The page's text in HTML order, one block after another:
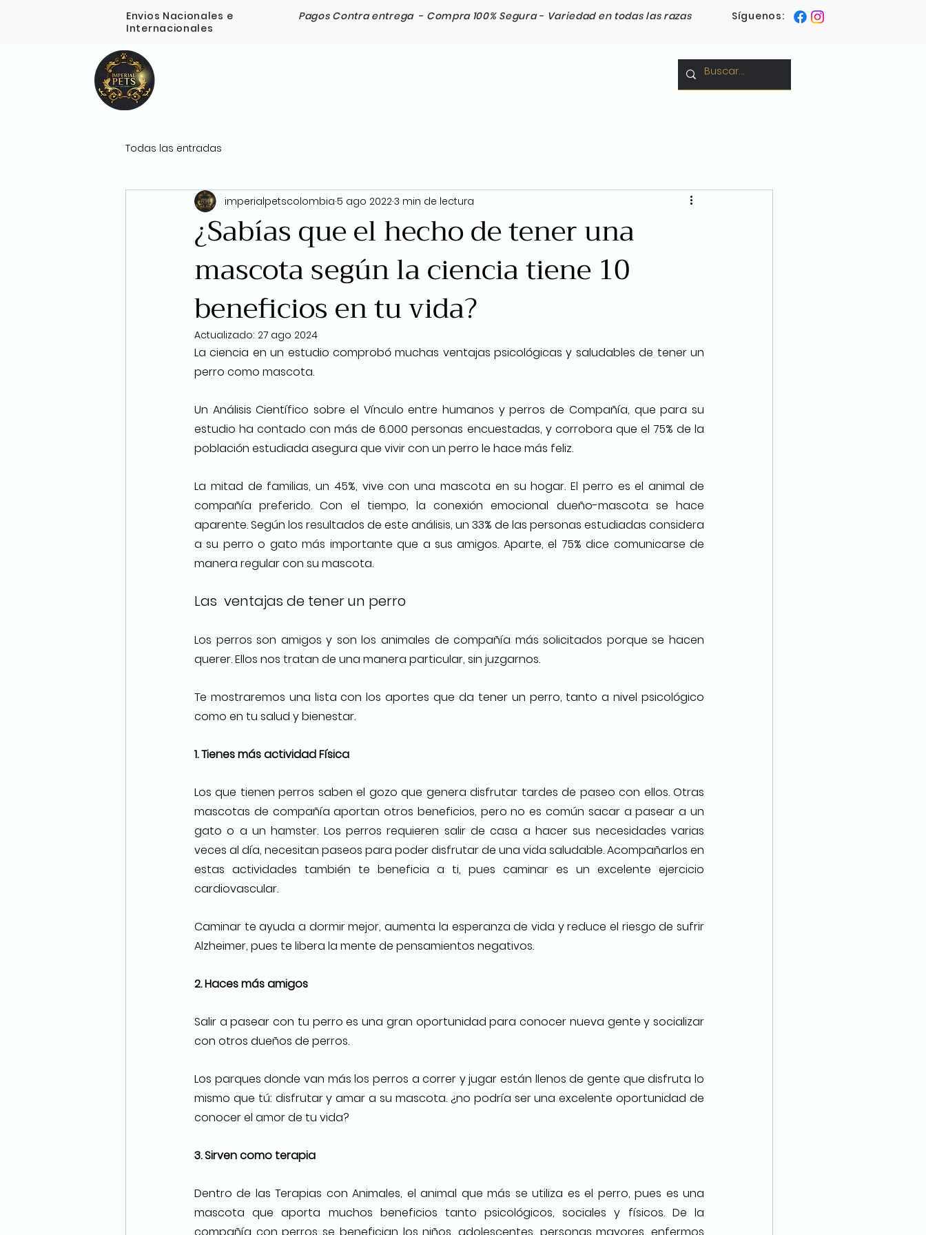
Envios Nacionales e
Internacionales
Pagos Contra entrega - Compra 100% Segura - Variedad en todas las razas Síguenos:
Todas las entradas
¿Sabías que el hecho de tener una
mascota según la ciencia tiene 10
beneficios en tu vida?
imperialpetscolombia 5 ago 20223 min de lectura
Actualizado: 27 ago 2024
La ciencia en un estudio comprobó muchas ventajas psicológicas y saludables de tener un
perro como mascota.
Un Análisis Científico sobre el Vínculo entre humanos y perros de Compañía, que para su
estudio ha contado con más de 6.000 personas encuestadas, y corrobora que el 75% de la
población estudiada asegura que vivir con un perro le hace más feliz.
La mitad de familias, un 45%, vive con una mascota en su hogar. El perro es el animal de
compañía preferido. Con el tiempo, la conexión emocional dueño-mascota se hace
aparente. Según los resultados de este análisis, un 33% de las personas estudiadas considera
a su perro o gato más importante que a sus amigos. Aparte, el 75% dice comunicarse de
manera regular con su mascota.
Las  ventajas de tener un perro
Los perros son amigos y son los animales de compañía más solicitados porque se hacen
querer. Ellos nos tratan de una manera particular, sin juzgarnos.
Te mostraremos una lista con los aportes que da tener un perro, tanto a nivel psicológico
como en tu salud y bienestar.
1. Tienes más actividad Física
Los que tienen perros saben el gozo que genera disfrutar tardes de paseo con ellos. Otras
mascotas de compañía aportan otros beneficios, pero no es común sacar a pasear a un
gato o a un hamster. Los perros requieren salir de casa a hacer sus necesidades varias
veces al día, necesitan paseos para poder disfrutar de una vida saludable. Acompañarlos en
estas actividades también te beneficia a ti, pues caminar es un excelente ejercicio
cardiovascular.
Caminar te ayuda a dormir mejor, aumenta la esperanza de vida y reduce el riesgo de sufrir
Alzheimer, pues te libera la mente de pensamientos negativos.
2. Haces más amigos
Salir a pasear con tu perro es una gran oportunidad para conocer nueva gente y socializar
con otros dueños de perros.
Los parques donde van más los perros a correr y jugar están llenos de gente que disfruta lo
mismo que tú: disfrutar y amar a su mascota. ¿no podría ser una excelente oportunidad de
conocer el amor de tu vida?
3. Sirven como terapia
Dentro de las Terapias con Animales, el animal que más se utiliza es el perro, pues es una
mascota que aporta muchos beneficios tanto psicológicos, sociales y físicos. De la